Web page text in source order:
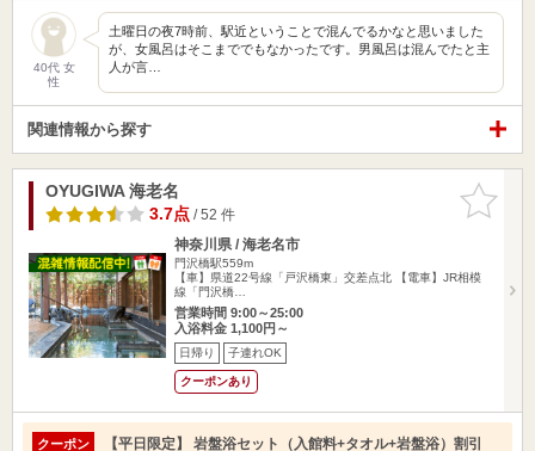
40代 女
性
土曜日の夜7時前、駅近ということで混んでるかなと思いました
が、女風呂はそこまででもなかったです。男風呂は混んでたと主
人が言…
関連情報から探す
お気に入
りに追加
OYUGIWA 海老名
3.7点/ 52 件
神奈川県 / 海老名市
門沢橋駅559m
【車】県道22号線「戸沢橋東」交差点北 【電車】JR相模
線「門沢橋…
営業時間 9:00～25:00
入浴料金 1,100円～
日帰り 子連れOK
クーポンあり
クーポン 【平日限定】 岩盤浴セット（入館料+タオル+岩盤浴）割引